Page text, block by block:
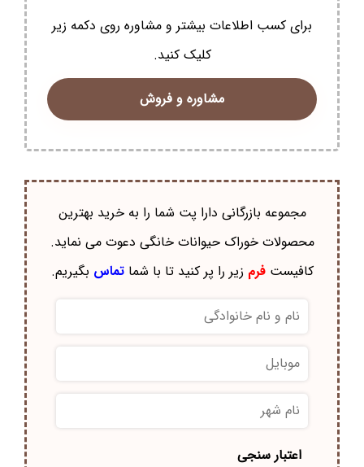
برای کسب اطلاعات بیشتر و مشاوره روی دکمه زیر
کلیک کنید.
مشاوره و فروش
مجموعه بازرگانی دارا پت شما را به خرید بهترین
محصولات خوراک حيوانات خانگی دعوت می نماید.
کافیستفرم زیر را پر کنید تا با شماتماس بگیریم.
نام
و
خانوادگی
موبایل
نام
شهر
*
اعتبار سنجی